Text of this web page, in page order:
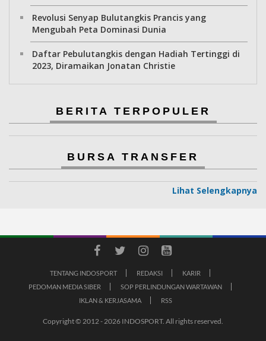
Revolusi Senyap Bulutangkis Prancis yang
Mengubah Peta Dominasi Dunia
Daftar Pebulutangkis dengan Hadiah Tertinggi di
2023, Diramaikan Jonatan Christie
BERITA TERPOPULER
BURSA TRANSFER
Lihat Selengkapnya
TENTANG INDOSPORT REDAKSI
KARIR
PEDOMAN MEDIA SIBER
SOP PERLINDUNGAN WARTAWAN
IKLAN & KERJASAMA
RSS
Copyright © 2012 - 2026 INDOSPORT. All rights reserved.